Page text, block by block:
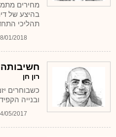
מחירים
בהיצע של
תהליכי
01/2018
רון חן
ובנייה
05/2017